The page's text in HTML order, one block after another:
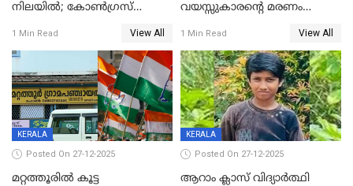
നിലയില്‍; കോണ്‍ഗ്രസ്
മാനസികപീഡനമെന്ന് കുറിപ്പ്
1 Min Read View All
വയസ്സുകാരന്റെ മരണം
സുഹൃത്തും പൊലീസ്
കസ്റ്റഡിയിൽ
1 Min Read View All
KERALA
Posted On 27-12-2025
മറ്റത്തൂരിൽ കൂട്ട
KERALA
Posted On 27-12-2025
ആറാം ക്ലാസ് വിദ്യാർത്ഥി